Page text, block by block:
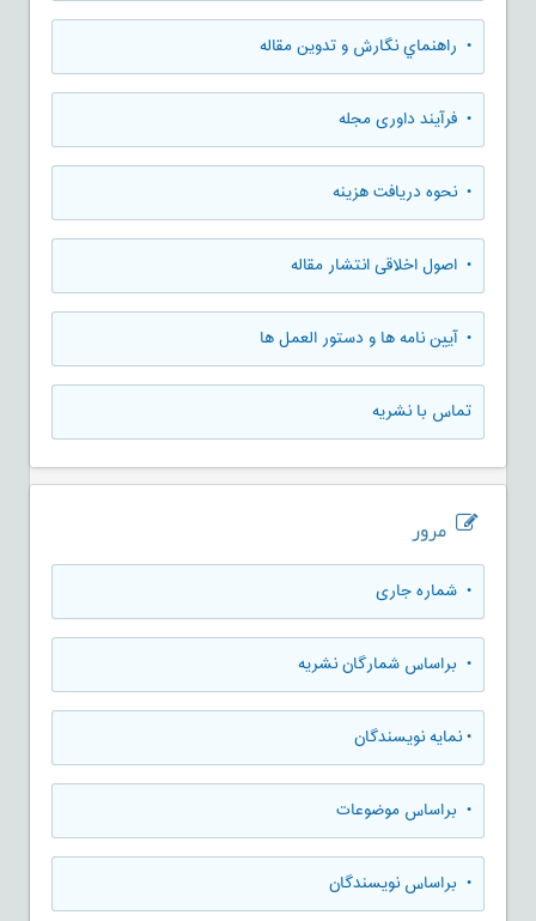
• راهنماي نگارش و تدوين مقاله
• فرآیند داوری مجله
• نحوه دریافت هزینه
• اصول اخلاقی انتشار مقاله
• آیین نامه ها و دستور العمل ها
تماس با نشریه
مرور
• شماره جاری
• براساس شمارگان نشریه
•نمایه نویسندگان
• براساس موضوعات
• براساس نویسندگان